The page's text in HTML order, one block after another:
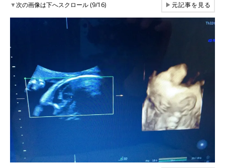
▼次の画像は下へスクロール (9/16) ▶元記事を見る